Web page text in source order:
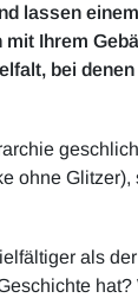
lassen
Ihrem
bei
ohne
als